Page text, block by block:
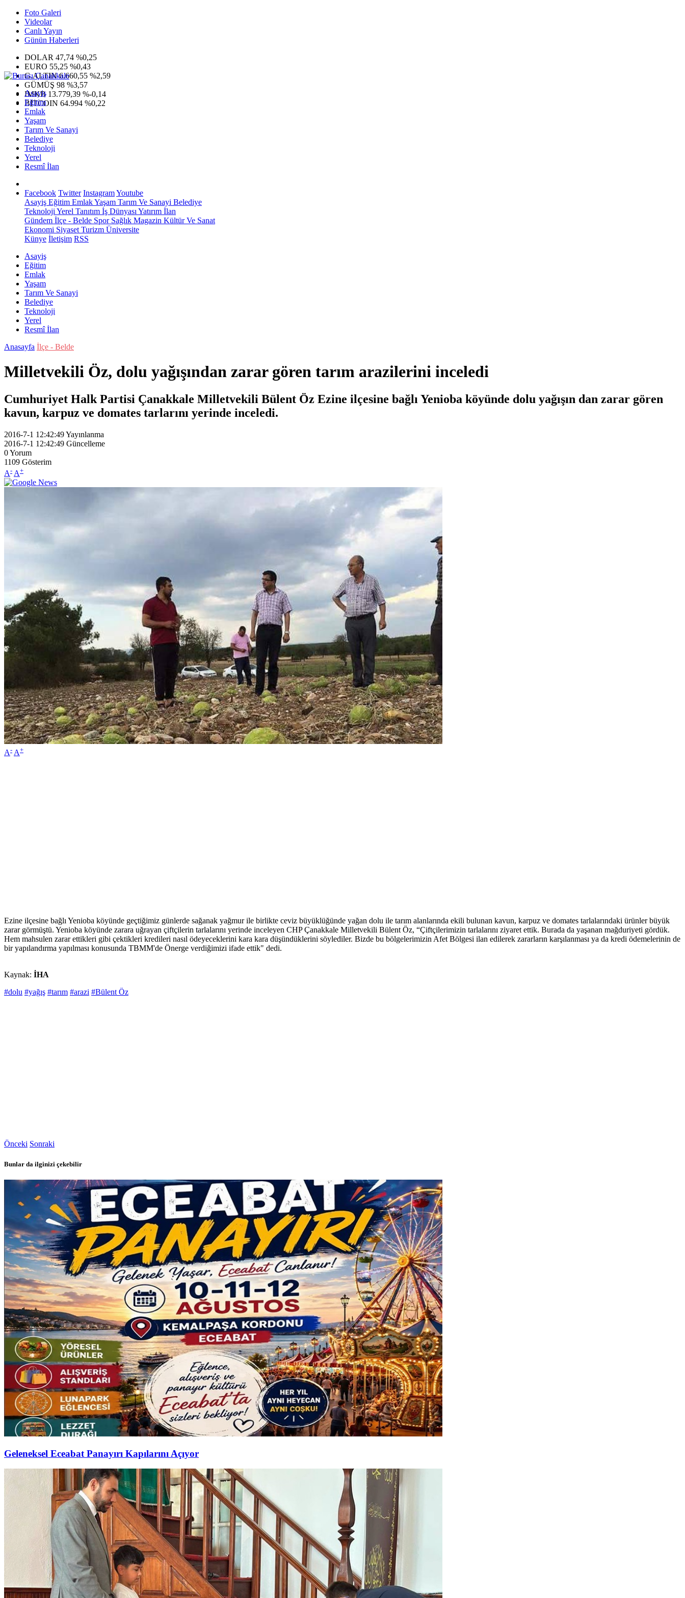
Foto Galeri
Videolar
Canlı Yayın
Günün Haberleri
DOLAR 47,74 %0,25
EURO 55,25 %0,43
G.ALTIN6.660,55 %2,59
GÜMÜŞ 98 %3,57
IMKB 13.779,39 %-0,14
BITCOIN 64.994 %0,22
Asayiş
Eğitim
Emlak
Yaşam
Tarım Ve Sanayi
Belediye
Teknoloji
Yerel
Resmî İlan
Facebook Twitter InstagramYoutube
Asayiş Eğitim EmlakYaşam Tarım Ve Sanayi Belediye
Teknoloji Yerel Tanıtım İş Dünyası Yatırım İlan
Gündem İlçe - Belde SporSağlık Magazin Kültür Ve Sanat
Ekonomi Siyaset Turizm Üniversite
Künye İletişim RSS
Asayiş
Eğitim
Emlak
Yaşam
Tarım Ve Sanayi
Belediye
Teknoloji
Yerel
Resmî İlan
Anasayfa İlçe - Belde
Milletvekili Öz, dolu yağışından zarar gören tarım arazilerini inceledi
Cumhuriyet Halk Partisi Çanakkale Milletvekili Bülent Öz Ezine ilçesine bağlı Yenioba köyünde dolu yağışın dan zarar gören
kavun, karpuz ve domates tarlarını yerinde inceledi.
2016-7-1 12:42:49Yayınlanma
2016-7-1 12:42:49 Güncelleme
0Yorum
1109 Gösterim
A- A+
A- A+
Ezine ilçesine bağlı Yenioba köyünde geçtiğimiz günlerde sağanak yağmur ile birlikte ceviz büyüklüğünde yağan dolu ile tarım alanlarında ekili bulunan kavun, karpuz ve domates tarlalarındaki ürünler büyük
zarar görmüştü. Yenioba köyünde zarara uğrayan çiftçilerin tarlalarını yerinde inceleyen CHP Çanakkale Milletvekili Bülent Öz, “Çiftçilerimizin tarlalarını ziyaret ettik. Burada da yaşanan mağduriyeti gördük.
Hem mahsulen zarar ettikleri gibi çektikleri kredileri nasıl ödeyeceklerini kara kara düşündüklerini söylediler. Bizde bu bölgelerimizin Afet Bölgesi ilan edilerek zararların karşılanması ya da kredi ödemelerinin de
bir yapılandırma yapılması konusunda TBMM'de Önerge verdiğimizi ifade ettik" dedi.
Kaynak: İHA
#dolu #yağış #tarım #arazi #Bülent Öz
Önceki Sonraki
Bunlar da ilginizi çekebilir
Geleneksel Eceabat Panayırı Kapılarını Açıyor